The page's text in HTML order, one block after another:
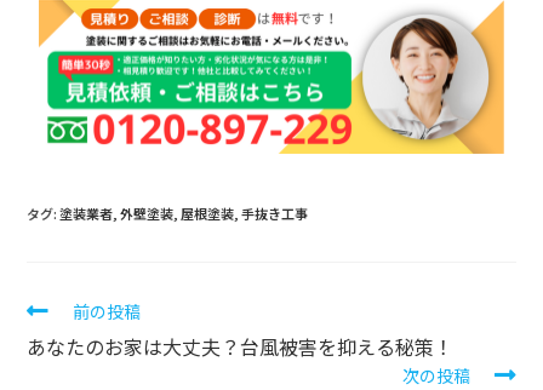
タグ:塗装業者, 外壁塗装, 屋根塗装, 手抜き工事
前の投稿
あなたのお家は大丈夫？台風被害を抑える秘策！
次の投稿